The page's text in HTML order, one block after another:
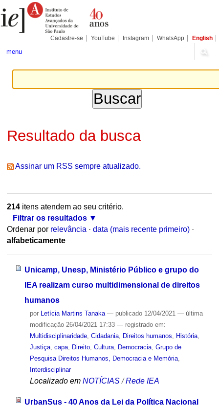
para
conteúdo.
Pessoais
Cadastre-se YouTube Instagram WhatsApp English
menu
Resultado da busca
Assinar um RSS sempre atualizado.
214itens atendem ao seu critério.
Filtrar os resultados
Ordenar por relevância · data (mais recente primeiro) ·
alfabeticamente
Unicamp, Unesp, Ministério Público e grupo do
IEA realizam curso multidimensional de direitos
humanos
por Letícia Martins Tanaka — publicado12/04/2021 — última
modificação26/04/2021 17:33 — registrado em:
Multidisciplinaridade, Cidadania, Direitos humanos História,
Justiça, capa, Direito, Cultura, Democracia, Grupo de
Pesquisa Direitos Humanos, Democracia e Memória,
Interdisciplinar
Localizado em NOTÍCIAS /Rede IEA
UrbanSus - 40 Anos da Lei da Política Nacional